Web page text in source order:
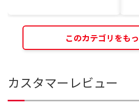
このカテゴリをも
カスタマーレビュー